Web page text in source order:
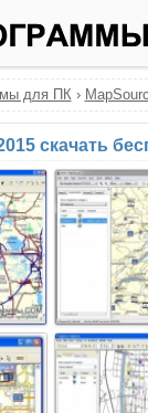
для ПК›
скачать